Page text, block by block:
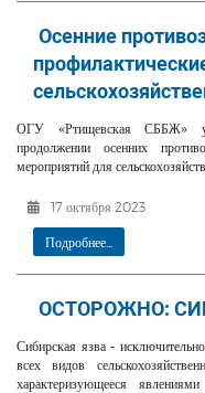
Осенние
ОГУ «Ртищевская СББЖ»
продолжении осенних
мероприятий для
17 октября 2023
Подробнее...
ОСТОРОЖНО:
Сибирская язва -
всех видов
характеризующееся